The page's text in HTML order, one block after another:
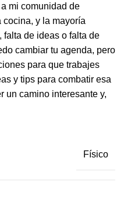
mi comunidad de
cocina, y la mayoría
falta de ideas o falta de
cambiar tu agenda, pero
para que trabajes
y tips para combatir esa
un camino interesante y,
Físico